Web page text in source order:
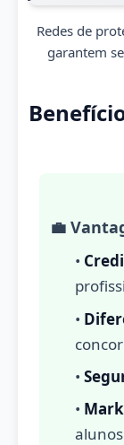
Redes de
garantem
💼
•
•
•
•
alunos